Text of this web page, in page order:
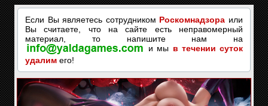
Если Вы являетесь сотрудником Роскомнадзора или
Вы считаете, что на сайте есть неправомерный
материал, то напишите нам на
и мы в течении суток
удалим его!